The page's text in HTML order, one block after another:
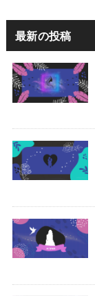
最新の投稿